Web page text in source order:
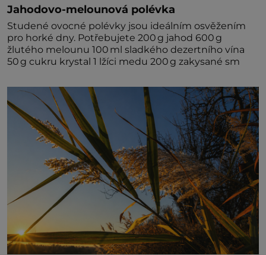
Jahodovo-melounová polévka
Studené ovocné polévky jsou ideálním osvěžením
pro horké dny. Potřebujete 200 g jahod 600 g
žlutého melounu 100 ml sladkého dezertního vína
50 g cukru krystal 1 lžíci medu 200 g zakysané sm